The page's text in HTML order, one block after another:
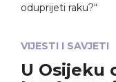
VIJESTI I SAVJETI
U Osijeku